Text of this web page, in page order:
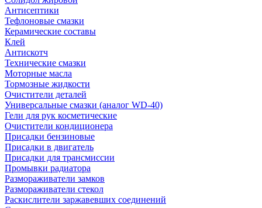
Антисептики
Тефлоновые смазки
Керамические составы
Клей
Антискотч
Технические смазки
Моторные масла
Тормозные жидкости
Очистители деталей
Универсальные смазки (аналог WD-40)
Гели для рук косметические
Очистители кондиционера
Присадки бензиновые
Присадки в двигатель
Присадки для трансмиссии
Промывки радиатора
Размораживатели замков
Размораживатели стекол
Раскислители заржавевших соединений